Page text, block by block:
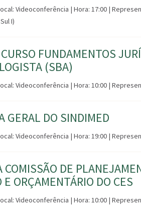
Videoconferência | Hora: 17:00 |
I)
FUNDAMENTOS
(SBA)
Videoconferência | Hora: 10:00 |
GERAL DO SINDIMED
Videoconferência | Hora: 19:00 |
COMISSÃO DE
E ORÇAMENTÁRIO DO CES
Videoconferência | Hora: 10:00 |